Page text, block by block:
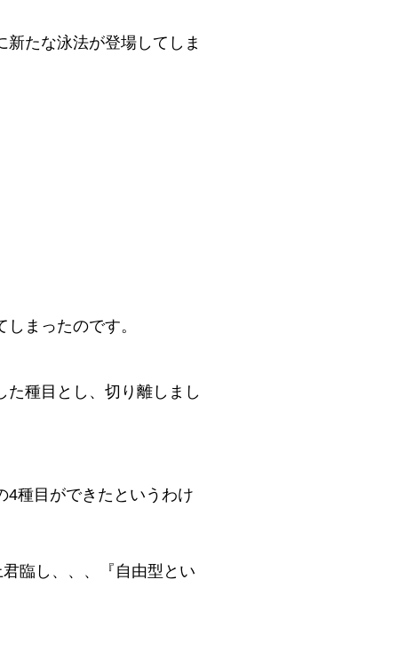
たな泳法が登場してしま
まったのです。
種目とし、切り離しまし
4種目ができたというわけ
臨し、、、『自由型とい